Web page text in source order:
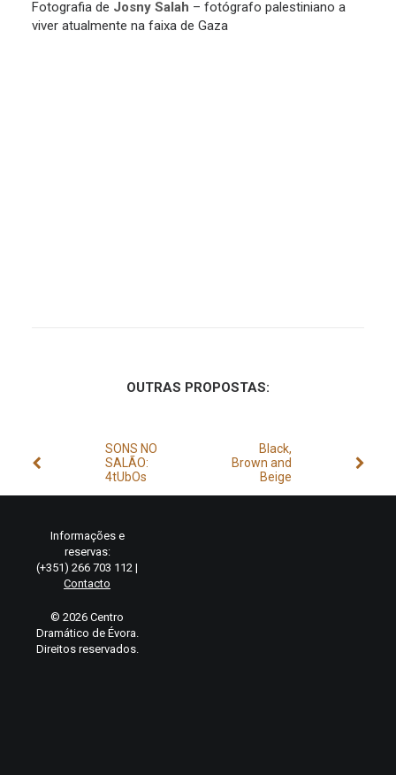
Fotografia de Josny Salah – fotógrafo palestiniano a
viver atualmente na faixa de Gaza
OUTRAS PROPOSTAS:
SONS NO
SALÃO:
4tUbOs
Black,
Brown and
Beige
Informações e
reservas:
(+351) 266 703 112 |
Contacto
© 2026 Centro
Dramático de Évora.
Direitos reservados.